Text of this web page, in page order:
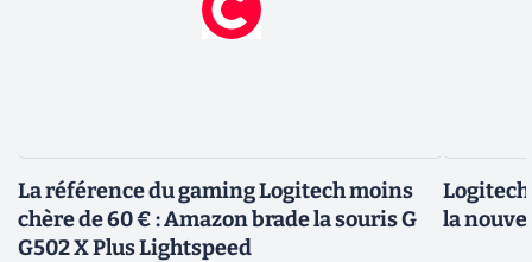
La référence du gaming Logitech moins
chère de 60 € : Amazon brade la souris G
G502 X Plus Lightspeed
la